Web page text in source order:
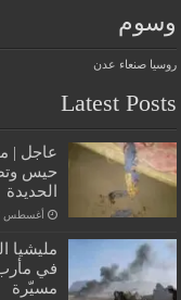
وسوم
روسيا صنعاء عدن
Latest Posts
عاجل |
حيس
الحديدة
أغسطس 7, 2026
مليشيا
في
مسيّرة